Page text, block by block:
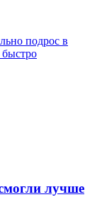
подрос в
лучше